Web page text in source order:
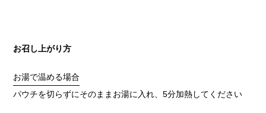
お召し上がり方
お湯で温める場合
パウチを切らずにそのままお湯に入れ、5分加熱してください